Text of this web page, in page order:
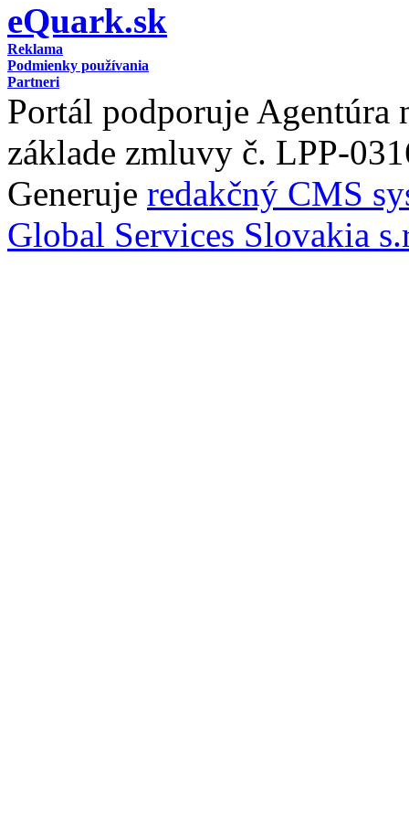
eQuark.sk
Reklama
Podmienky používania
Partneri
Portál podporuje Agentúra
základe zmluvy č. LPP-
Generuje redakčný CMS
Global Services Slovakia